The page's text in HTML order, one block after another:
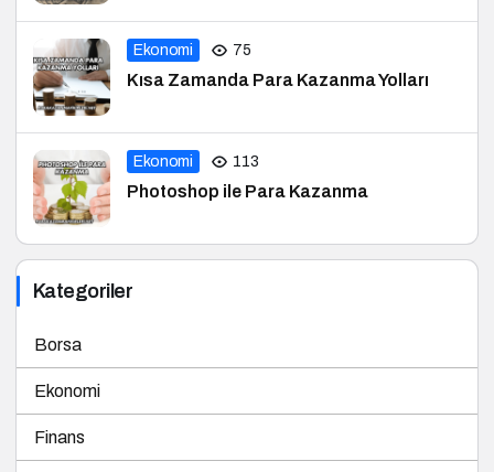
Ekonomi 75
Kısa Zamanda Para Kazanma Yolları
Ekonomi 113
Photoshop ile Para Kazanma
Kategoriler
Borsa
Ekonomi
Finans